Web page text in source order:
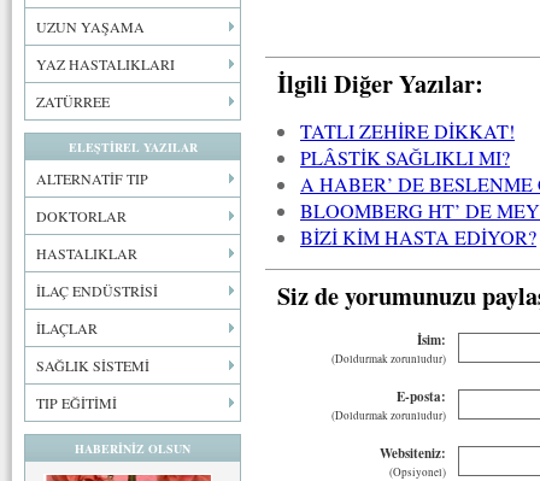
UZUN YAŞAMA
YAZ HASTALIKLARI
ZATÜRREE
ELEŞTİREL YAZILAR
ALTERNATİF TIP
DOKTORLAR
HASTALIKLAR
İLAÇ ENDÜSTRİSİ
İLAÇLAR
SAĞLIK SİSTEMİ
TIP EĞİTİMİ
HABERİNİZ OLSUN
İlgili Diğer Yazılar:
TATLI ZEHİRE DİKKAT!
PLÂSTİK SAĞLIKLI MI?
A HABER’ DE
BLOOMBERG HT’ DE
BİZİ KİM HASTA EDİYOR?
Siz de yorumunuzu
İsim:
(Doldurmak zorunludur)
E-posta:
(Doldurmak zorunludur)
Websiteniz:
(Opsiyonel)